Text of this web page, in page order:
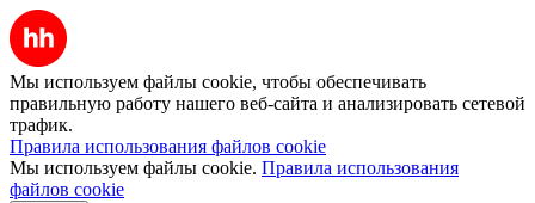
Мы используем файлы cookie, чтобы обеспечивать
правильную работу нашего веб-сайта и анализировать сетевой
трафик.
Правила использования файлов cookie
Мы используем файлы cookie. Правила использования
файлов cookie